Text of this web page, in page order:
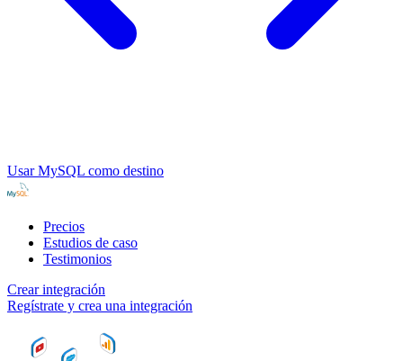
Usar MySQL como destino
Precios
Estudios de caso
Testimonios
Crear integración
Regístrate y crea una integración